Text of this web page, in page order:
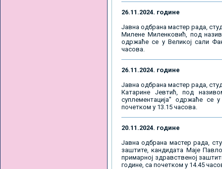
26.11.2024. године
Јавна одбрана мастер рада,
Милене Миленковић, под
одржаће се у Великој сали
часова.
26.11.2024. године
Јавна одбрана мастер рада,
Катарине Јевтић, под
суплементација" одржаће се
почетком у 13.15 часова.
20.11.2024. године
Јавна одбрана мастер рада,
заштите, кандидата Маје
примарној здравственој
године, са почетком у 14.45